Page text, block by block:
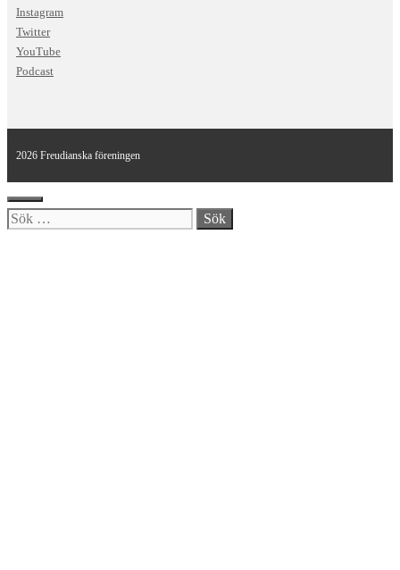
Instagram
Twitter
YouTube
Podcast
2026 Freudianska föreningen
Stäng
Sök